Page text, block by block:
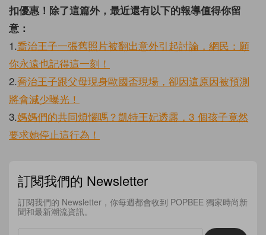
扣優惠！除了這篇外，最近還有以下的報導值得你留
意：
1.喬治王子一張舊照片被翻出意外引起討論，網民：願
你永遠也記得這一刻！
2.喬治王子跟父母現身歐國盃現場，卻因這原因被預測
將會減少曝光！
3.媽媽們的共同煩惱嗎？凱特王妃透露，3 個孩子竟然
要求她停止這行為！
訂閱我們的 Newsletter
訂閱我們的 Newsletter，你每週都會收到 POPBEE 獨家時尚新
聞和最新潮流資訊。